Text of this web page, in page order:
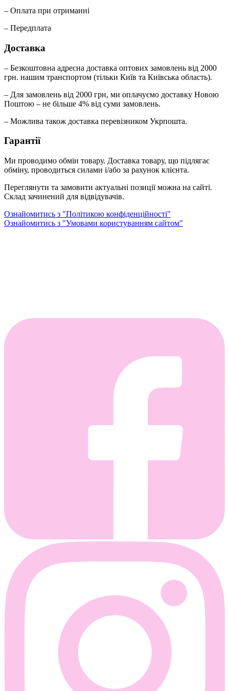
– Оплата при отриманні
– Передплата
Доставка
– Безкоштовна адресна доставка оптових замовлень від 2000
грн. нашим транспортом (тільки Київ та Київська область).
– Для замовлень від 2000 грн, ми оплачуємо доставку Новою
Поштою – не більше 4% від суми замовлень.
– Можлива також доставка перевізником Укрпошта.
Гарантії
Ми проводимо обмін товару. Доставка товару, що підлягає
обміну, проводиться силами і/або за рахунок клієнта.
Переглянути та замовити актуальні позиції можна на сайті.
Склад зачинений для відвідувачів.
Ознайомитись з "Політикою конфіденційності"
Ознайомитись з "Умовами користуванням сайтом"